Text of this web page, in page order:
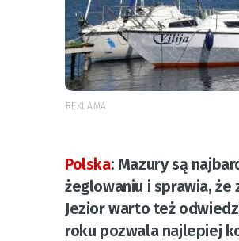
REKLAMA
Polska: Mazury są
żeglowaniu i sprawia, że
Jezior warto też
roku pozwala najlepiej